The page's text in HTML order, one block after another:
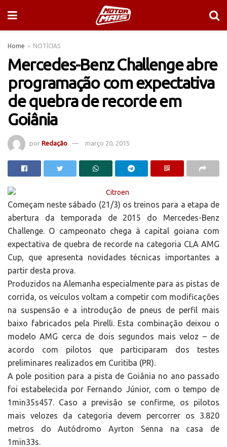
Home NOTÍCIAS
Mercedes-Benz Challenge abre
programação com expectativa
de quebra de recorde em
Goiânia
por Redação março 20, 2015
Começam neste sábado (21/3) os treinos para a etapa de
abertura da temporada de 2015 do Mercedes-Benz
Challenge. O campeonato chega à capital goiana com
expectativa de quebra de recorde na categoria CLA AMG
Cup, que apresenta novidades técnicas importantes a
partir desta prova.
Produzidos na Alemanha especialmente para as pistas de
corrida, os veículos voltam a competir com modificações
na suspensão e a introdução de pneus de perfil mais
baixo fabricados pela Pirelli. Esta combinação deixou o
modelo AMG cerca de dois segundos mais veloz – de
acordo com pilotos que participaram dos testes
preliminares realizados em Curitiba (PR).
A pole position para a pista de Goiânia no ano passado
foi estabelecida por Fernando Júnior, com o tempo de
1min35s457. Caso a previsão se confirme, os pilotos
mais velozes da categoria devem percorrer os 3.820
metros do Autódromo Ayrton Senna na casa de
1min33s.